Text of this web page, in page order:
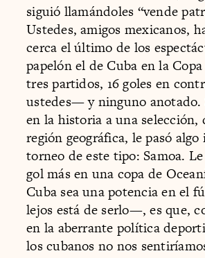
siguió llamándoles “vende
Ustedes, amigos mexicanos,
cerca el último de los
papelón el de Cuba en la
tres partidos, 16 goles en
ustedes— y ninguno anotado.
en la historia a una selección,
región geográfica, le pasó
torneo de este tipo: Samoa.
gol más en una copa de
Cuba sea una potencia en el
lejos está de serlo—, es que,
en la aberrante política
los cubanos no nos